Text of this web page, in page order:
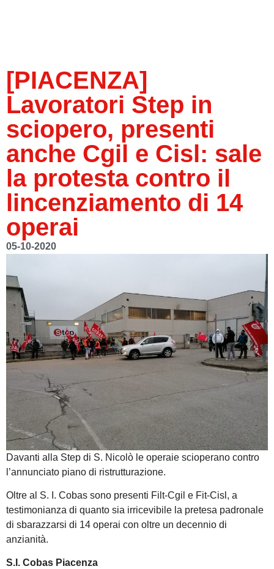
[PIACENZA]
Lavoratori Step in
sciopero, presenti
anche Cgil e Cisl: sale
la protesta contro il
lincenziamento di 14
operai
05-10-2020
Davanti alla Step di S. Nicolò le operaie scioperano contro
l’annunciato piano di ristrutturazione.
Oltre al S. I. Cobas sono presenti Filt-Cgil e Fit-Cisl, a
testimonianza di quanto sia irricevibile la pretesa padronale
di sbarazzarsi di 14 operai con oltre un decennio di
anzianità.
S.I. Cobas Piacenza